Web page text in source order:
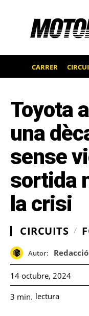
CARRER
Toyota
una
sense
sortida
la crisi
CIRCUITS
Autor: Redacció
14 octubre, 2024
3 min. lectura